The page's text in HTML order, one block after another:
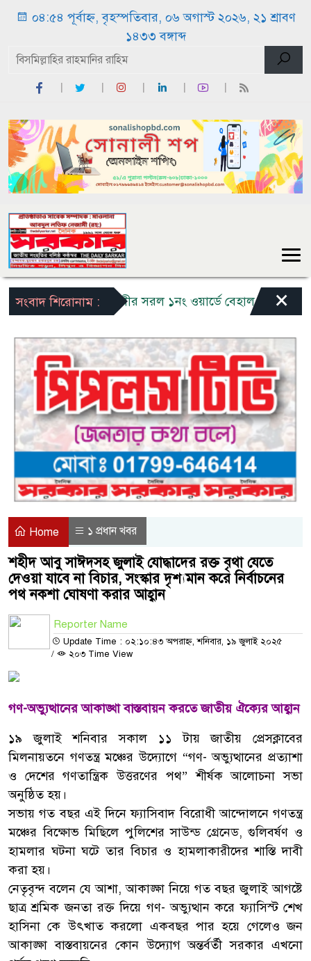
০৪:৫৪ পূর্বাহ্ন, বৃহস্পতিবার, ০৬ অগাস্ট ২০২৬, ২১ শ্রাবণ
১৪৩৩ বঙ্গাব্দ
সংবাদ শিরোনাম :বাঁশখালীর সরল ১নং ওয়ার্ডে বেহাল সড়ক ও ×
Home ১ প্রধান খবর
শহীদ আবু সাঈদসহ জুলাই যোদ্ধাদের রক্ত বৃথা যেতে
দেওয়া যাবে না বিচার, সংস্কার দৃশ্যমান করে নির্বাচনের
পথ নকশা ঘোষণা করার আহ্বান
Reporter Name
Update Time : ০২:১০:৪৩ অপরাহ্ন, শনিবার, ১৯ জুলাই ২০২৫
/
২০৩ Time View
গণ-অভ্যুত্থানের আকাঙ্খা বাস্তবায়ন করতে জাতীয় ঐক্যের আহ্বান
১৯ জুলাই শনিবার সকাল ১১ টায় জাতীয় প্রেসক্লাবের
মিলনায়তনে গণতন্ত্র মঞ্চের উদ্যোগে “গণ- অভ্যুত্থানের প্রত্যাশা
ও দেশের গণতান্ত্রিক উত্তরণের পথ” শীর্ষক আলোচনা সভা
অনুষ্ঠিত হয়।
সভায় গত বছর এই দিনে ফ্যাসিবাদ বিরোধী আন্দোলনে গণতন্ত্র
মঞ্চের বিক্ষোভ মিছিলে পুলিশের সাউন্ড গ্রেনেড, গুলিবর্ষণ ও
হামলার ঘটনা ঘটে তার বিচার ও হামলাকারীদের শাস্তি দাবী
করা হয়।
নেতৃবৃন্দ বলেন যে আশা, আকাঙ্ক্ষা নিয়ে গত বছর জুলাই আগষ্টে
ছাত্র শ্রমিক জনতা রক্ত দিয়ে গণ- অভ্যুত্থান করে ফ্যাসিস্ট শেখ
হাসিনা কে উৎখাত করলো একবছর পার হয়ে গেলেও জন
আকাঙ্ক্ষা বাস্তবায়নের কোন উদ্যোগ অন্তর্বর্তী সরকার এখনো